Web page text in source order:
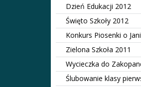
Dzień Edukacji 2012
Święto Szkoły 2012
Konkurs Piosenki o
Zielona Szkoła 2011
Wycieczka do
Ślubowanie klasy